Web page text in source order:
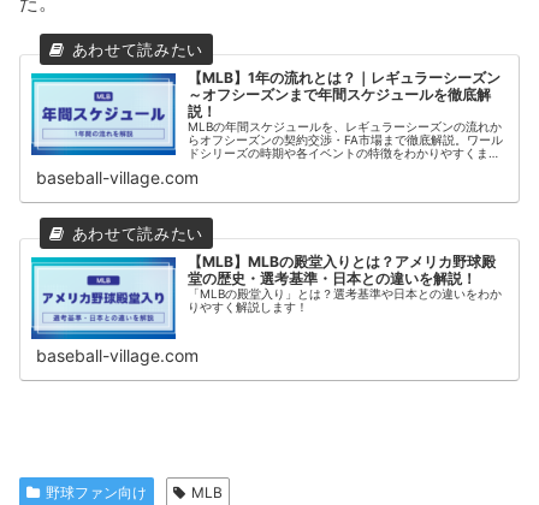
【MLB】1年の流れとは？｜レギュラーシーズン
～オフシーズンまで年間スケジュールを徹底解
説！
MLBの年間スケジュールを、レギュラーシーズンの流れか
らオフシーズンの契約交渉・FA市場まで徹底解説。ワール
ドシリーズの時期や各イベントの特徴をわかりやすくまと
baseball-village.com
【MLB】MLBの殿堂入りとは？アメリカ野球殿
堂の歴史・選考基準・日本との違いを解説！
「MLBの殿堂入り」とは？選考基準や日本との違いをわか
りやすく解説します！
baseball-village.com
野球ファン向け MLB